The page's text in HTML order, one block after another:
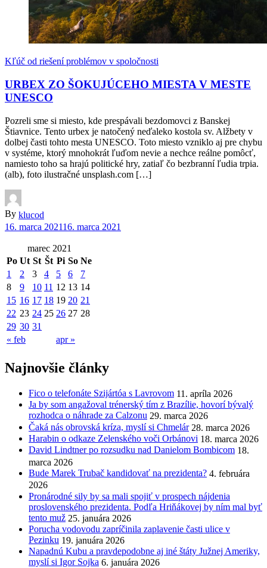
Kľúč od riešení problémov v spoločnosti
URBEX ZO ŠOKUJÚCEHO MIESTA V MESTE
UNESCO
Pozreli sme si miesto, kde prespávali bezdomovci z Banskej
Štiavnice. Tento urbex je natočený neďaleko kostola sv. Alžbety v
dolbej časti tohto mesta UNESCO. Toto miesto vzniklo aj pre chybu
v systéme, ktorý mnohokrát ľuďom nevie a nechce reálne pomôcť,
namiesto toho sa hrajú politické hry, zatiaľ čo bezbranní ľudia trpia.
(alb), foto ilustračné unsplash.com […]
By klucod
16. marca 202116. marca 2021
marec 2021
Po Ut St Št Pi So Ne
« feb apr »
1 2 3 4 5 6
7
8
9 10 11 12 13 14
15 16 17 18 19 20 21
22 23 24 25 26 27 28
29 30 31
Najnovšie články
Fico o telefonáte Szijártóa s Lavrovom 11. apríla 2026
Ja by som angažoval trénerský tím z Brazílie, hovorí bývalý
rozhodca o náhrade za Calzonu 29. marca 2026
Čaká nás obrovská kríza, myslí si Chmelár 28. marca 2026
Harabin o odkaze Zelenského voči Orbánovi 18. marca 2026
David Lindtner po rozsudku nad Danielom Bombicom 18.
marca 2026
Bude Marek Trubač kandidovať na prezidenta? 4. februára
2026
Pronárodné sily by sa mali spojiť v prospech nájdenia
proslovenského prezidenta. Podľa Hriňákovej by ním mal byť
tento muž 25. januára 2026
Porucha vodovodu zapríčinila zaplavenie časti ulice v
Pezinku 19. januára 2026
Napadnú Kubu a pravdepodobne aj iné štáty Južnej Ameriky,
myslí si Igor Sojka 6. januára 2026